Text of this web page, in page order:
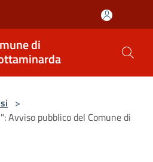
di
>
Avviso pubblico del Comune di